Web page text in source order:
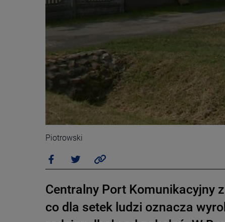
Piotrowski
Centralny Port Komunikacyjny
co dla setek ludzi oznacza